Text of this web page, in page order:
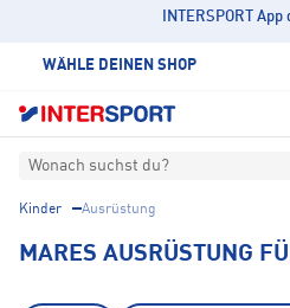
INTERSPORT
WÄHLE DEINEN SHOP
Wonach suchst du?
Kinder Ausrüstung
MARES AUSRÜSTUNG